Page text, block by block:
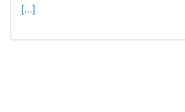
[...]